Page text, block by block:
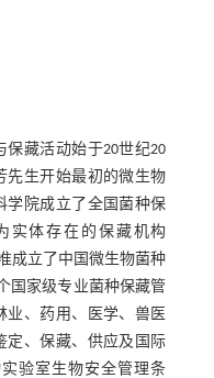
藏活动始于20世纪20
先生开始最初的微生物
学院成立了全国菌种保
实体存在的保藏机构
成立了中国微生物菌种
国家级专业菌种保藏管
业、药用、医学、兽医
定、保藏、供应及国际
验室生物安全管理条